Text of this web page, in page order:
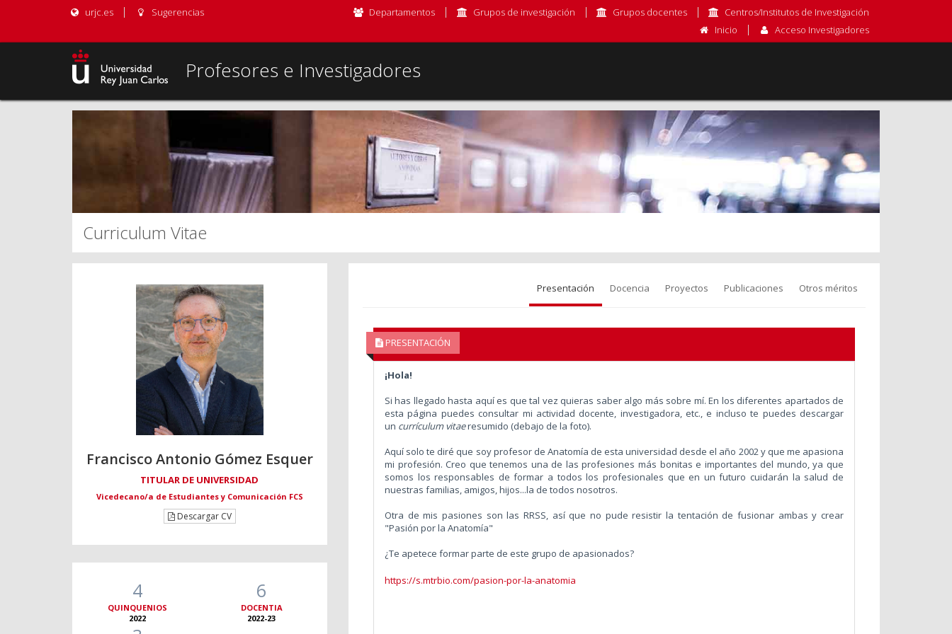
urjc.es Sugerencias Departamentos Grupos de investigación Grupos docentes
Centros/Institutos de Investigación
Inicio
Acceso Investigadores
Profesores e Investigadores
Curriculum Vitae
Francisco Antonio Gómez Esquer
TITULAR DE UNIVERSIDAD
Vicedecano/a de Estudiantes y Comunicación FCS
Descargar CV
4
QUINQUENIOS
2022
6
DOCENTIA
2022-23
Presentación Docencia Proyectos Publicaciones Otros méritos
PRESENTACIÓN
¡Hola!
Si has llegado hasta aquí es que tal vez quieras saber algo más sobre mí. En los diferentes apartados de
esta página puedes consultar mi actividad docente, investigadora, etc., e incluso te puedes descargar
un currículum vitaeresumido (debajo de la foto).
Aquí solo te diré que soy profesor de Anatomía de esta universidad desde el año 2002 y que me apasiona
mi profesión. Creo que tenemos una de las profesiones más bonitas e importantes del mundo, ya que
somos los responsables de formar a todos los profesionales que en un futuro cuidarán la salud de
nuestras familias, amigos, hijos...la de todos nosotros.
Otra de mis pasiones son las RRSS, así que no pude resistir la tentación de fusionar ambas y crear
"Pasión por la Anatomía"
¿Te apetece formar parte de este grupo de apasionados?
https://s.mtrbio.com/pasion-por-la-anatomia